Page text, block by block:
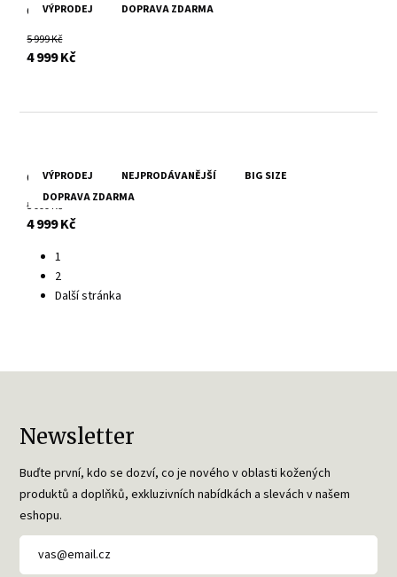
VÝPRODEJ DOPRAVA ZDARMA
Černá parádní kožená bunda G2MAlim
5 999 Kč
4 999 Kčs DPH
VÝPRODEJ NEJPRODÁVANĚJŠÍ
BIG SIZE
DOPRAVA ZDARMA
Černá kožená bunda RIO Divoký býk
5 999 Kč
4 999 Kčs DPH
1
2
Další stránka
Newsletter
Buďte první, kdo se dozví, co je nového v oblasti kožených
produktů a doplňků, exkluzivních nabídkách a slevách v našem
eshopu.